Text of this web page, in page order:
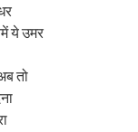
ये उमर
तो